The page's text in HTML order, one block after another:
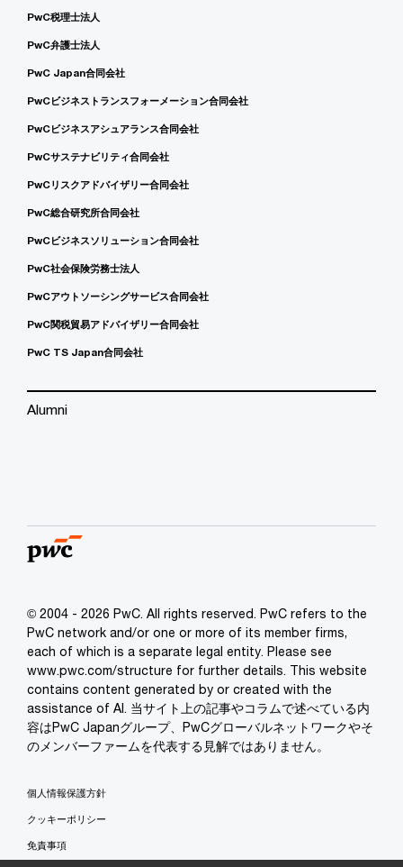
PwC税理士法人
PwC弁護士法人
PwC Japan合同会社
PwCビジネストランスフォーメーション合同会社
PwCビジネスアシュアランス合同会社
PwCサステナビリティ合同会社
PwCリスクアドバイザリー合同会社
PwC総合研究所合同会社
PwCビジネスソリューション合同会社
PwC社会保険労務士法人
PwCアウトソーシングサービス合同会社
PwC関税貿易アドバイザリー合同会社
PwC TS Japan合同会社
Alumni
© 2004 - 2026 PwC. All rights reserved. PwC refers to the
PwC network and/or one or more of its member firms,
each of which is a separate legal entity. Please see
www.pwc.com/structure for further details. This website
contains content generated by or created with the
assistance of AI. 当サイト上の記事やコラムで述べている内
容はPwC Japanグループ、PwCグローバルネットワークやそ
のメンバーファームを代表する見解ではありません。
個人情報保護方針
クッキーポリシー
免責事項